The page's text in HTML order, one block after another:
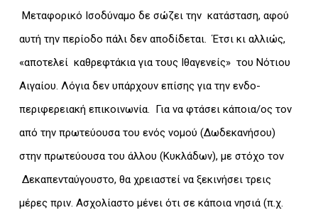
Μεταφορικό Ισοδύναμο δε σώζει την κατάσταση, αφού
αυτή την περίοδο πάλι δεν αποδίδεται. Έτσι κι αλλιώς,
«αποτελεί καθρεφτάκια για τους Ιθαγενείς» του Νότιου
Αιγαίου. Λόγια δεν υπάρχουν επίσης για την ενδο-
περιφερειακή επικοινωνία. Για να φτάσει κάποια/ος τον
από την πρωτεύουσα του ενός νομού (Δωδεκανήσου)
στην πρωτεύουσα του άλλου (Κυκλάδων), με στόχο τον
Δεκαπενταύγουστο, θα χρειαστεί να ξεκινήσει τρεις
μέρες πριν. Ασχολίαστο μένει ότι σε κάποια νησιά (π.χ.